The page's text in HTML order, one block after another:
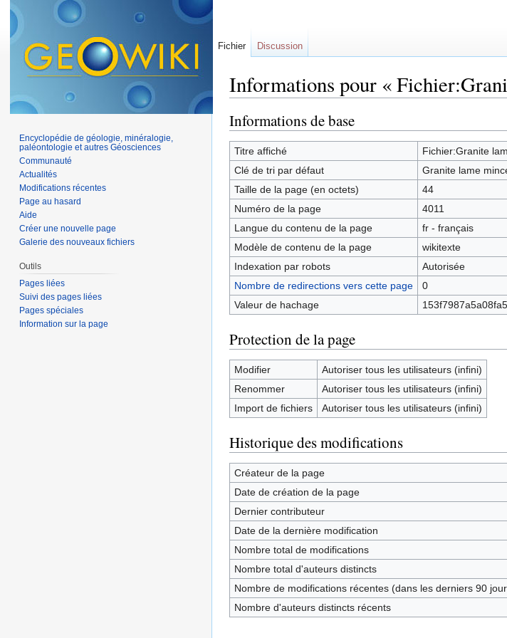
Informations pour «
Informations de base
Titre affiché
Fichier:Granite
Clé de tri par défaut
Granite lame
Taille de la page (en octets)
44
Numéro de la page
4011
Langue du contenu de la page
fr - français
Modèle de contenu de la page
wikitexte
Indexation par robots
Autorisée
Nombre de redirections vers cette page
0
Valeur de hachage
Protection de la page
Modifier
Autoriser tous les utilisateurs (infini)
Renommer
Autoriser tous les utilisateurs (infini)
Import de fichiers
Autoriser tous les utilisateurs (infini)
Historique des modifications
Créateur de la page
Date de création de la page
Dernier contributeur
Date de la dernière modification
Nombre total de modifications
Nombre total d'auteurs distincts
Nombre de modifications récentes (dans les derniers 90
Nombre d'auteurs distincts récents
Fichier Discussion
Encyclopédie de géologie, minéralogie,
paléontologie et autres Géosciences
Communauté
Actualités
Modifications récentes
Page au hasard
Aide
Créer une nouvelle page
Galerie des nouveaux fichiers
Outils
Pages liées
Suivi des pages liées
Pages spéciales
Information sur la page